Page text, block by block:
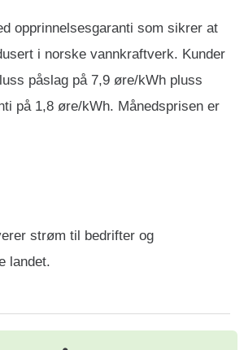
opprinnelsesgaranti som sikrer at
i norske vannkraftverk. Kunder
påslag på 7,9 øre/kWh pluss
på 1,8 øre/kWh. Månedsprisen er
strøm til bedrifter og
landet.